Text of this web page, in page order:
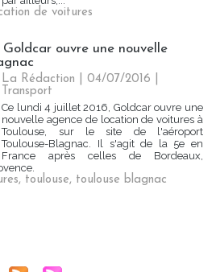
de voitures
ouvre une nouvelle
La Rédaction | 04/07/2016
Transport
Ce lundi 4 juillet 2016, Goldcar ouvre une
nouvelle agence de location de voitures à
Toulouse, sur le site de l'aéroport
Toulouse-Blagnac. Il s'agit de la 5e en
France après celles de Bordeaux,
, toulouse, toulouse blagnac